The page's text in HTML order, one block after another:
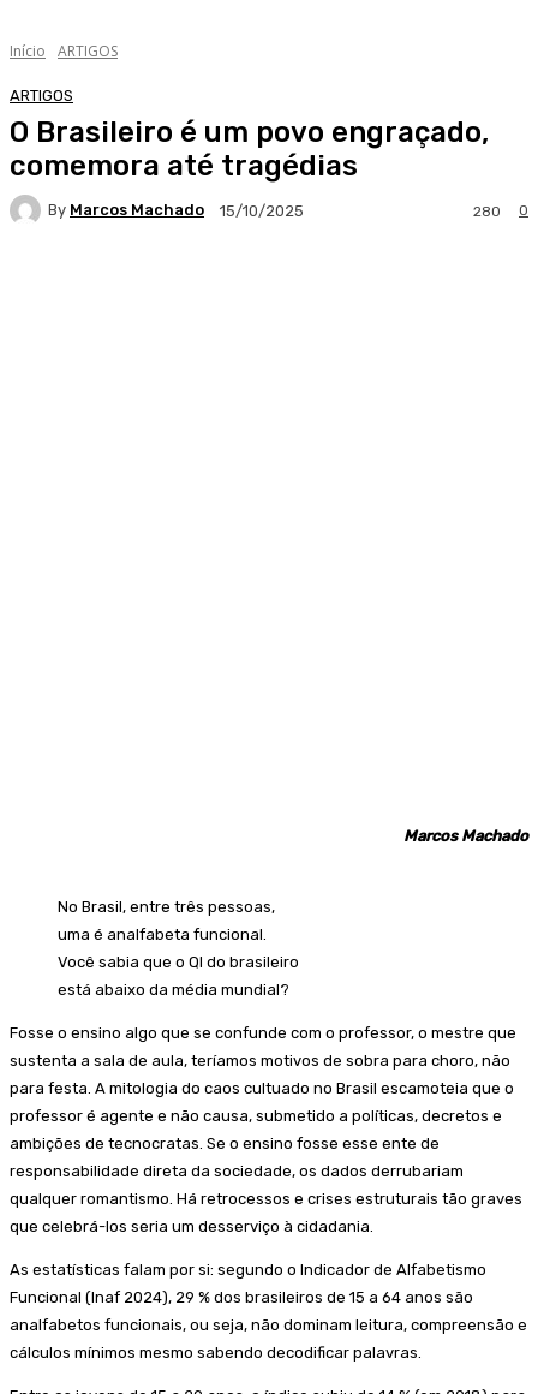
Início ARTIGOS
ARTIGOS
O Brasileiro é um povo engraçado,
comemora até tragédias
By Marcos Machado 15/10/2025 0
280
Marcos Machado
No Brasil, entre três pessoas,
uma é analfabeta funcional.
Você sabia que o QI do brasileiro
está abaixo da média mundial?
Fosse o ensino algo que se confunde com o professor, o mestre que
sustenta a sala de aula, teríamos motivos de sobra para choro, não
para festa. A mitologia do caos cultuado no Brasil escamoteia que o
professor é agente e não causa, submetido a políticas, decretos e
ambições de tecnocratas. Se o ensino fosse esse ente de
responsabilidade direta da sociedade, os dados derrubariam
qualquer romantismo. Há retrocessos e crises estruturais tão graves
que celebrá-los seria um desserviço à cidadania.
As estatísticas falam por si: segundo o Indicador de Alfabetismo
Funcional (Inaf 2024), 29 % dos brasileiros de 15 a 64 anos são
analfabetos funcionais, ou seja, não dominam leitura, compreensão e
cálculos mínimos mesmo sabendo decodificar palavras.